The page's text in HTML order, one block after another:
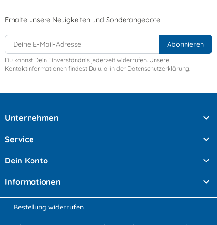
Erhalte unsere Neuigkeiten und Sonderangebote
Du kannst Dein Einverständnis jederzeit widerrufen. Unsere
Kontaktinformationen findest Du u. a. in der Datenschutzerklärung.
Unternehmen 
Service 
Dein Konto 
Informationen 
Bestellung widerrufen